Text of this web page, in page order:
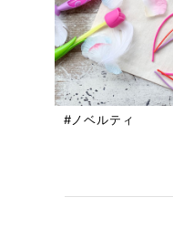
#ノベルティ